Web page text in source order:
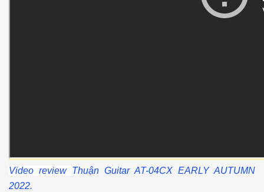
Video review Thuận Guitar AT-04CX EARLY AUTUMN
2022.